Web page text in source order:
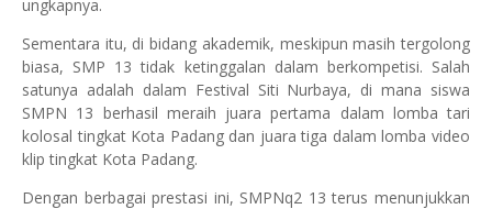
ungkapnya.
Sementara itu, di bidang akademik, meskipun masih tergolong
biasa, SMP 13 tidak ketinggalan dalam berkompetisi. Salah
satunya adalah dalam Festival Siti Nurbaya, di mana siswa
SMPN 13 berhasil meraih juara pertama dalam lomba tari
kolosal tingkat Kota Padang dan juara tiga dalam lomba video
klip tingkat Kota Padang.
Dengan berbagai prestasi ini, SMPNq2 13 terus menunjukkan